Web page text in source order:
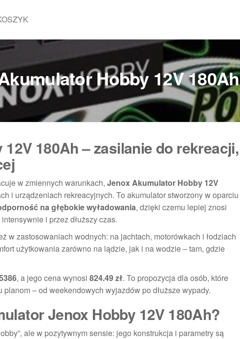
Hobby 12V 180Ah
180Ah – zasilanie do rekreacji,
w zmiennych warunkach, Jenox Akumulator Hobby 12V
i urządzeniach rekreacyjnych. To akumulator stworzony w oparciu
na głębokie wyładowania, dzięki czemu lepiej znosi
i przez dłuższy czas.
w zastosowaniach wodnych: na jachtach, motorówkach i łodziach
użytkowania zarówno na lądzie, jak i na wodzie – tam, gdzie
, a jego cena wynosi 824.49 zł. To propozycja dla osób, które
– od weekendowych wyjazdów po dłuższe wypady.
Jenox Hobby 12V 180Ah?
ale w pozytywnym sensie: jego konstrukcja i parametry są